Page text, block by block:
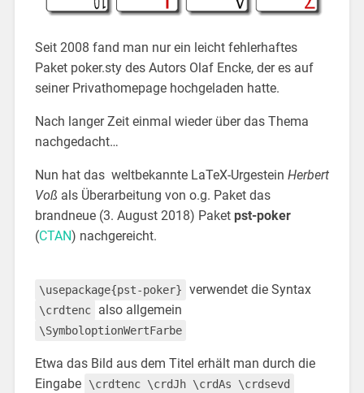
Seit 2008 fand man nur ein leicht fehlerhaftes
Paket poker.sty des Autors Olaf Encke, der es auf
seiner Privathomepage hochgeladen hatte.
Nach langer Zeit einmal wieder über das Thema
nachgedacht…
Nun hat das weltbekannte LaTeX-Urgestein Herbert
Voß als Überarbeitung von o.g. Paket das
brandneue (3. August 2018) Paket pst-poker
(CTAN) nachgereicht.
\usepackage{pst-poker} verwendet die Syntax
\crdtenc also allgemein
\SymboloptionWertFarbe
Etwa das Bild aus dem Titel erhält man durch die
Eingabe
\crdtenc \crdJh \crdAs \crdsevd